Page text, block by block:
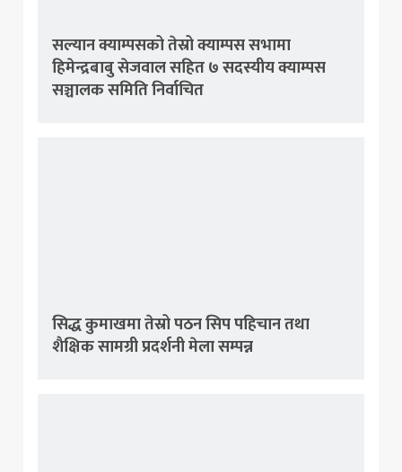
सल्यान क्याम्पसको तेस्रो क्याम्पस सभामा
हिमेन्द्रबाबु सेजवाल सहित ७ सदस्यीय क्याम्पस
सञ्चालक समिति निर्वाचित
सिद्ध कुमाखमा तेस्रो पठन सिप पहिचान तथा
शैक्षिक सामग्री प्रदर्शनी मेला सम्पन्न